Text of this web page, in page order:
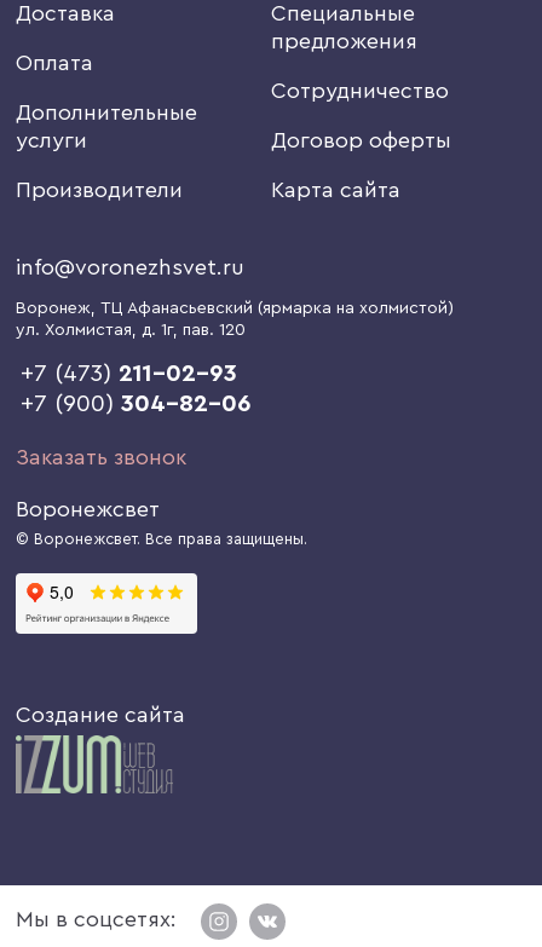
Доставка
Оплата
Дополнительные
услуги
Производители
Специальные
предложения
Сотрудничество
Договор оферты
Карта сайта
info@voronezhsvet.ru
Воронеж, ТЦ Афанасьевский (ярмарка на холмистой)
ул. Холмистая, д. 1г, пав. 120
+7 (473) 211-02-93
+7 (900)304-82-06
Заказать звонок
Воронежсвет
© Воронежсвет. Все права защищены.
Создание сайта
Мы в соцсетях: